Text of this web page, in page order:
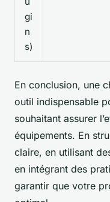
gi
n
s)
En conclusion, une
outil indispensable
souhaitant assurer
équipements. En
claire, en utilisant
en intégrant des
garantir que votre